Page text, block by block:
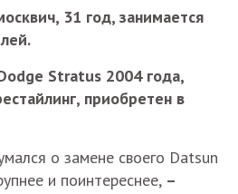
31 год, занимается
Stratus 2004 года,
приобретен в
о замене своего Datsun
и поинтереснее, –